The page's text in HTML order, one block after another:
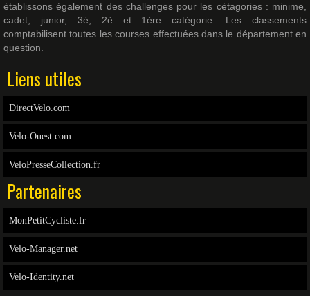
établissons également des challenges pour les cétagories : minime,
cadet, junior, 3è, 2è et 1ère catégorie. Les classements
comptabilisent toutes les courses effectuées dans le département en
question.
Liens utiles
DirectVelo.com
Velo-Ouest.com
VeloPresseCollection.fr
Partenaires
MonPetitCycliste.fr
Velo-Manager.net
Velo-Identity.net